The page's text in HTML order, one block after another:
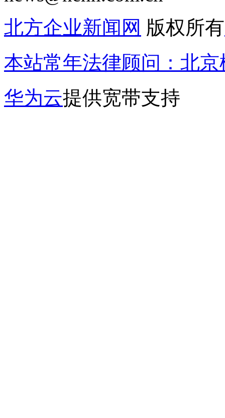
北方企业新闻网 版权所有
本站常年法律顾问：北
华为云提供宽带支持